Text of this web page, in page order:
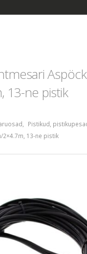
Aspöck
13-ne pistik
Pistikud,
2×4.7m, 13-ne pistik